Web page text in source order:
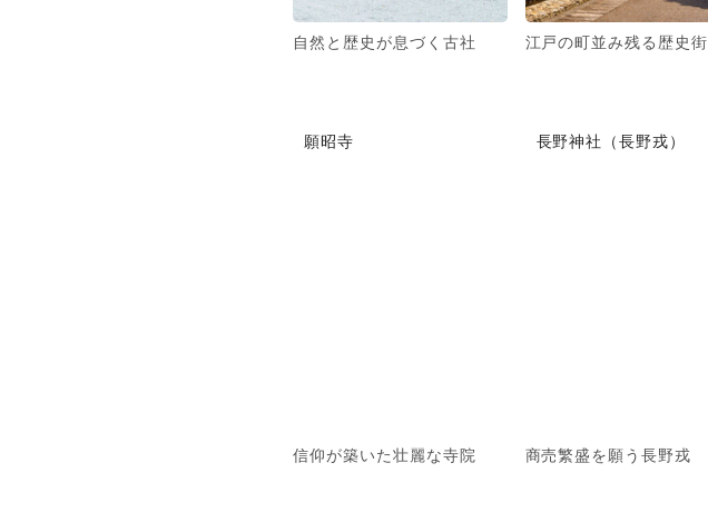
自然と歴史が息づく古社 江戸の町並み残る歴史街
願昭寺
信仰が築いた壮麗な寺院
長野神社（長野戎）
商売繁盛を願う長野戎